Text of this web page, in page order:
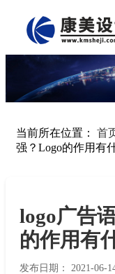
当前所在位置： 首
强？Logo的作用有
logo广告
的作用有
发布日期： 2021-06-